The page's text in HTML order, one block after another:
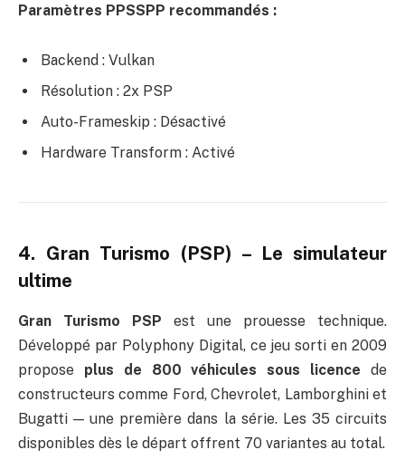
Paramètres PPSSPP recommandés :
Backend : Vulkan
Résolution : 2x PSP
Auto-Frameskip : Désactivé
Hardware Transform : Activé
4. Gran Turismo (PSP) – Le simulateur
ultime
Gran Turismo PSP est une prouesse technique.
Développé par Polyphony Digital, ce jeu sorti en 2009
propose plus de 800 véhicules sous licence de
constructeurs comme Ford, Chevrolet, Lamborghini et
Bugatti — une première dans la série. Les 35 circuits
disponibles dès le départ offrent 70 variantes au total.